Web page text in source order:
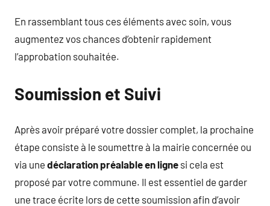
En rassemblant tous ces éléments avec soin, vous
augmentez vos chances d’obtenir rapidement
l’approbation souhaitée.
Soumission et Suivi
Après avoir préparé votre dossier complet, la prochaine
étape consiste à le soumettre à la mairie concernée ou
via une déclaration préalable en ligne si cela est
proposé par votre commune. Il est essentiel de garder
une trace écrite lors de cette soumission afin d’avoir